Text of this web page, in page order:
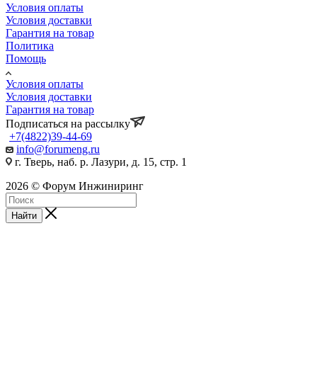
Условия оплаты
Условия доставки
Гарантия на товар
Политика
Помощь
Условия оплаты
Условия доставки
Гарантия на товар
Подписаться на рассылку
+7(4822)39-44-69
info@forumeng.ru
г. Тверь, наб. р. Лазури, д. 15, стр. 1
2026 © Форум Инжиниринг
Найти